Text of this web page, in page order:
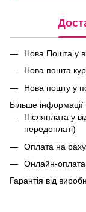
Нова Пошта у
Нова пошта
Нова пошту у
Більше інформації
Післяплата у
передоплаті)
Оплата на
Онлайн-оплата
Гарантія від